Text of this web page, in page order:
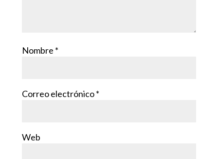
Nombre *
Correo electrónico*
Web